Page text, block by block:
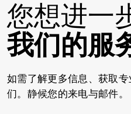
您想进一
我们的服
如需了解更多信息、获取
们。静候您的来电与邮件。